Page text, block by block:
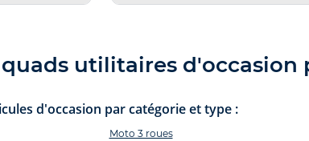
utilitaires d'occasion
d'occasion par catégorie et type :
Moto 3 roues